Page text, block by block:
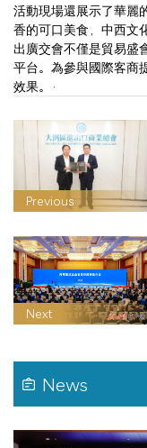
活動現場還展示了華麗
香的可口美食，中西文
出廣交會不僅是貿易盛
平台。為參與國際客商
效果。·
Previous
Next
News